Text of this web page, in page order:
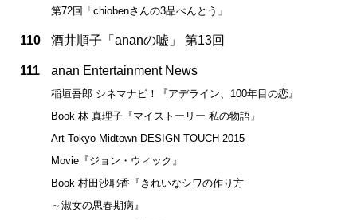
第72回「chiobenさんの3品べんとう」
110 酒井順子「ananの嘘」 第13回
111 anan Entertainment News
稲垣吾郎 シネマナビ！『アデライン、100年目の恋』
Book 林 真理子『マイストーリー 私の物語』
Art Tokyo Midtown DESIGN TOUCH 2015
Movie『ジョン・ウィック』
Book 村田沙耶香『きれいなシワの作り方
～淑女の思春期病』